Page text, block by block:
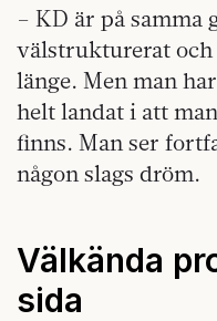
– KD är på samma
välstrukturerat
länge. Men man
helt landat i att
finns. Man ser
någon slags dröm.
Välkända
sida